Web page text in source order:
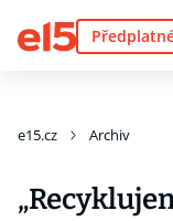
e15.cz Archiv